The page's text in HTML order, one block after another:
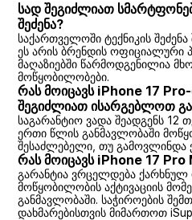
სად შეგიძლიათ
შეძენა?
საქართველოში ტექნიკის
ეს არის ბრენდის
მაღაზიებში წარმოდგენილია
მოწყობილობები.
რას მოიცავს iPhone 17
შეგიძლიათ ისარგებლოთ
საგარანტიო ვადა შეადგენს 12
ერთი წლის განმავლობაში
შესაძლებელი, თუ გამოვლინდა
რას მოიცავს iPhone 17 Pro
გარანტია ვრცელდება ქარხნულ
მოწყობილობის აქტივაციის
განმავლობაში. საჭიროების
დახმარებისთვის მიმართოთ